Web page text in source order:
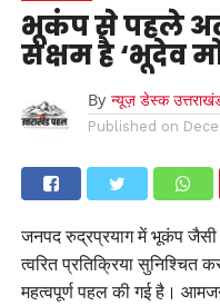
भूकंप से पहले
सक्षम है ‘भूदेव
By न्यूज़ डेस्क
Published on
जनपद रुद्रप्रयाग में भूकंप जैसी
त्वरित प्रतिक्रिया सुनिश्चित
महत्वपूर्ण पहल की गई है।